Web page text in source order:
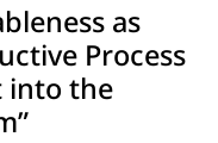
as
Process
into the